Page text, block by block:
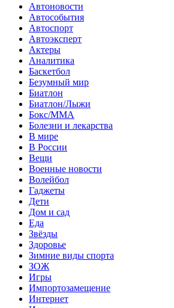
Автоновости
Автособытия
Автоспорт
Автоэксперт
Актеры
Аналитика
Баскетбол
Безумный мир
Биатлон
Биатлон/Лыжи
Бокс/MMA
Болезни и лекарства
В мире
В России
Вещи
Военные новости
Волейбол
Гаджеты
Дети
Дом и сад
Еда
Звёзды
Здоровье
Зимние виды спорта
ЗОЖ
Игры
Импортозамещение
Интернет